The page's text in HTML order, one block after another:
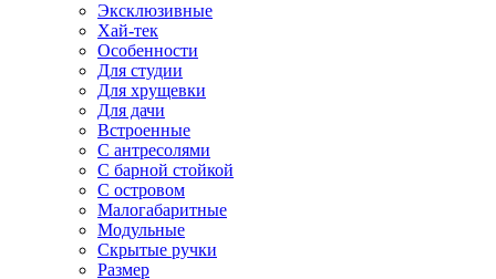
Эксклюзивные
Хай-тек
Особенности
Для студии
Для хрущевки
Для дачи
Встроенные
С антресолями
С барной стойкой
С островом
Малогабаритные
Модульные
Скрытые ручки
Размер